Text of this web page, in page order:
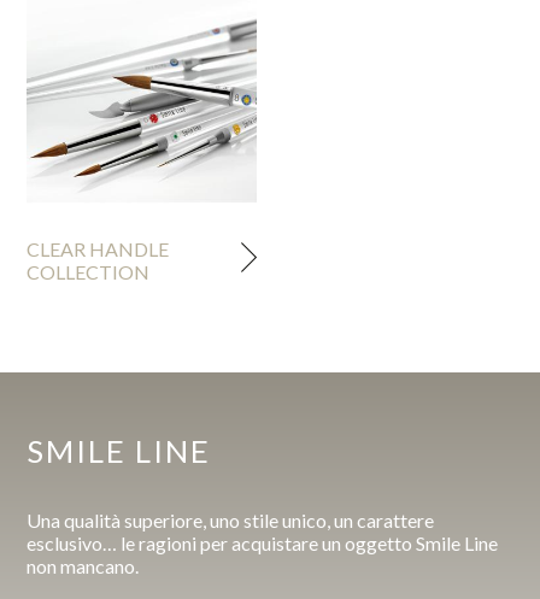
CLEAR HANDLE
COLLECTION
SMILE LINE
Una qualità superiore, uno stile unico, un carattere
esclusivo… le ragioni per acquistare un oggetto Smile Line
non mancano.